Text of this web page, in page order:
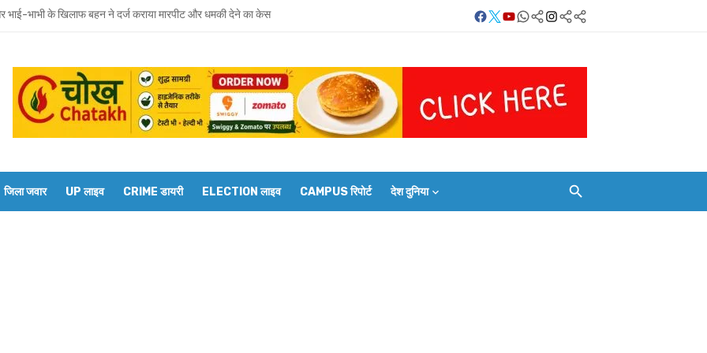
भाभी के खिलाफ बहन ने दर्ज कराया मारपीट और धमकी देने का केस
को होगा उमाशंकर सिंह का अंतिम संस्कार, दुकानें बंद कर व्यापारियों ने दी श्रद्धांजलि
विधानसभा से जुड़े थे उमाशंकर सिंह, पूरे सदन ने की थी जल्द स्वस्थ होने की कामना
भाई मानती थीं मायावती, राखी बांधने से लेकर परिवार को हिम्मत देने तक रहा खास रिश्ता
सिंह का निधन, मायावती ने जताया शोक
Facebook
Twitter
Youtube
Whatsapp
बलिया
लाइव
FOLLOW/JOIN
करें
Instagram
Telegram
जिला जवार UP लाइव CRIME डायरी ELECTION लाइव CAMPUS रिपोर्ट देश दुनिया